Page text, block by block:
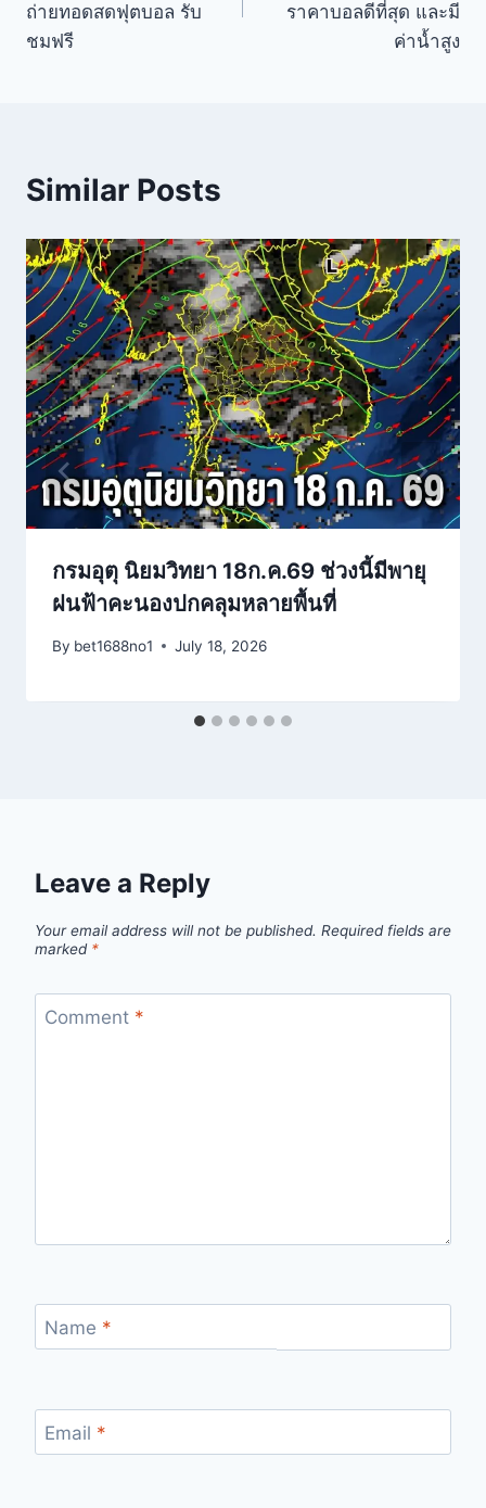
ถ่ายทอดสดฟุตบอล รับ
ชมฟรี
ราคาบอลดีที่สุด และมี
ค่าน้ำสูง
Similar Posts
กรมอุตุ นิยมวิทยา 18ก.ค.69 ช่วงนี้มีพายุ
ฝนฟ้าคะนองปกคลุมหลายพื้นที่
By bet1688no1 July 18, 2026
Leave a Reply
Your email address will not be published. Required fields are
marked *
Comment *
Name *
Email *